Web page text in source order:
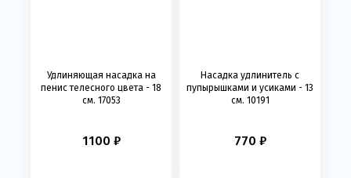
Удлиняющая насадка на
пенис телесного цвета - 18
см. 17053
1100 ₽
Насадка удлинитель с
пупырышками и усиками - 13
см. 10191
770 ₽